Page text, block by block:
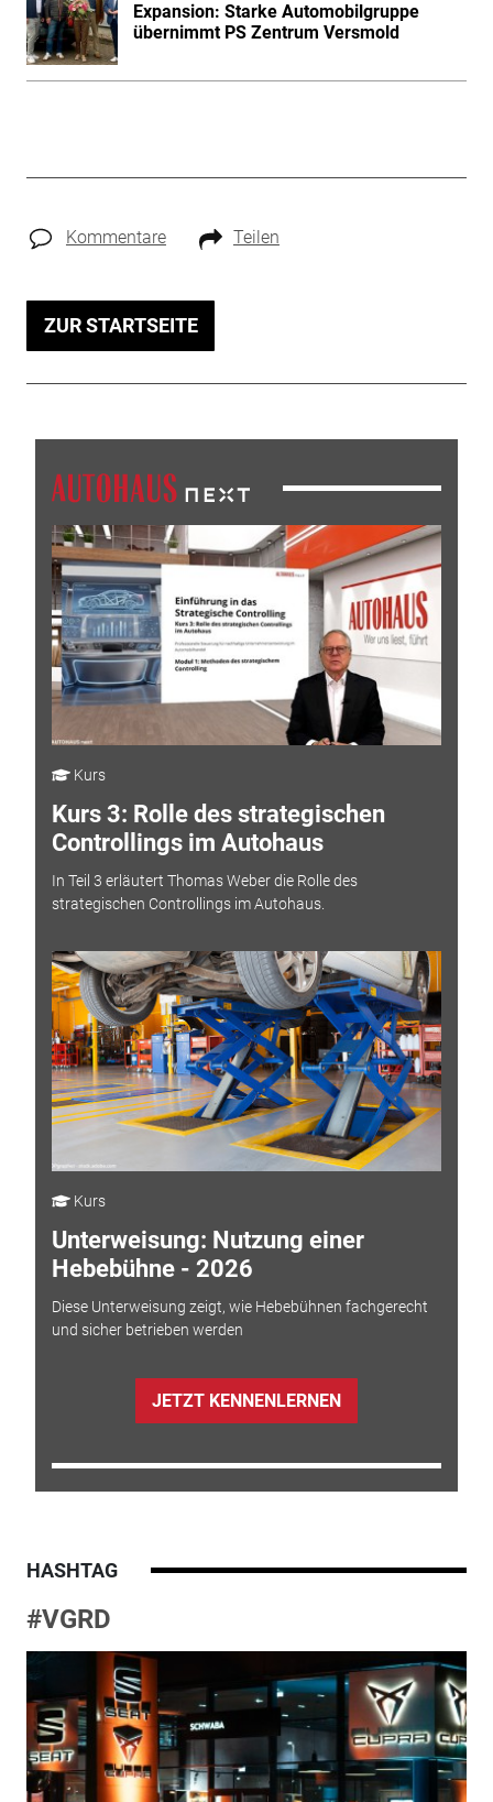
Expansion: Starke Automobilgruppe
übernimmt PS Zentrum Versmold
Kommentare Teilen
ZUR STARTSEITE
Kurs
Kurs 3: Rolle des strategischen
Controllings im Autohaus
In Teil 3 erläutert Thomas Weber die Rolle des
strategischen Controllings im Autohaus.
Kurs
Unterweisung: Nutzung einer
Hebebühne - 2026
Diese Unterweisung zeigt, wie Hebebühnen fachgerecht
und sicher betrieben werden
JETZT KENNENLERNEN
HASHTAG
#VGRD